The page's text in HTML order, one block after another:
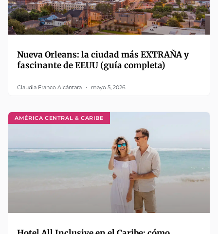
Nueva Orleans: la ciudad más EXTRAÑA y
fascinante de EEUU (guía completa)
Claudia Franco Alcántara mayo 5, 2026
AMÉRICA CENTRAL & CARIBE